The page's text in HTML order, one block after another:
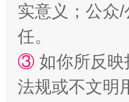
实意义；公众
任。
③ 如你所反
法规或不文明